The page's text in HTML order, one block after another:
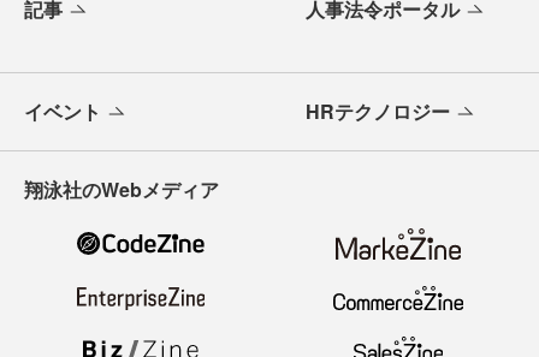
記事 人事法令ポータル
イベント HRテクノロジー
翔泳社のWebメディア